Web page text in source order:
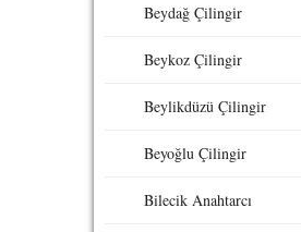
Beydağ Çilingir
Beykoz Çilingir
Beylikdüzü Çilingir
Beyoğlu Çilingir
Bilecik Anahtarcı